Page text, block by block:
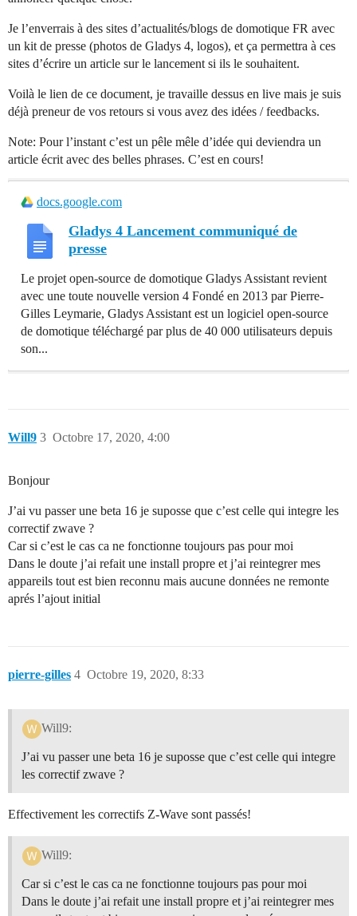
Je l’enverrais à des sites d’actualités/blogs de domotique FR avec
un kit de presse (photos de Gladys 4, logos), et ça permettra à ces
sites d’écrire un article sur le lancement si ils le souhaitent.
Voilà le lien de ce document, je travaille dessus en live mais je suis
déjà preneur de vos retours si vous avez des idées / feedbacks.
Note: Pour l’instant c’est un pêle mêle d’idée qui deviendra un
article écrit avec des belles phrases. C’est en cours!
docs.google.com
Gladys 4 Lancement communiqué de
presse
Le projet open-source de domotique Gladys Assistant revient
avec une toute nouvelle version 4 Fondé en 2013 par Pierre-
Gilles Leymarie, Gladys Assistant est un logiciel open-source
de domotique téléchargé par plus de 40 000 utilisateurs depuis
son...
Will9 Octobre 17, 2020, 4:00
3
Bonjour
J’ai vu passer une beta 16 je suposse que c’est celle qui integre les
correctif zwave ?
Car si c’est le cas ca ne fonctionne toujours pas pour moi
Dans le doute j’ai refait une install propre et j’ai reintegrer mes
appareils tout est bien reconnu mais aucune données ne remonte
aprés l’ajout initial
pierre-gilles Octobre 19, 2020, 8:33
4
Will9:
J’ai vu passer une beta 16 je suposse que c’est celle qui integre
les correctif zwave ?
Effectivement les correctifs Z-Wave sont passés!
Will9:
Car si c’est le cas ca ne fonctionne toujours pas pour moi
Dans le doute j’ai refait une install propre et j’ai reintegrer mes